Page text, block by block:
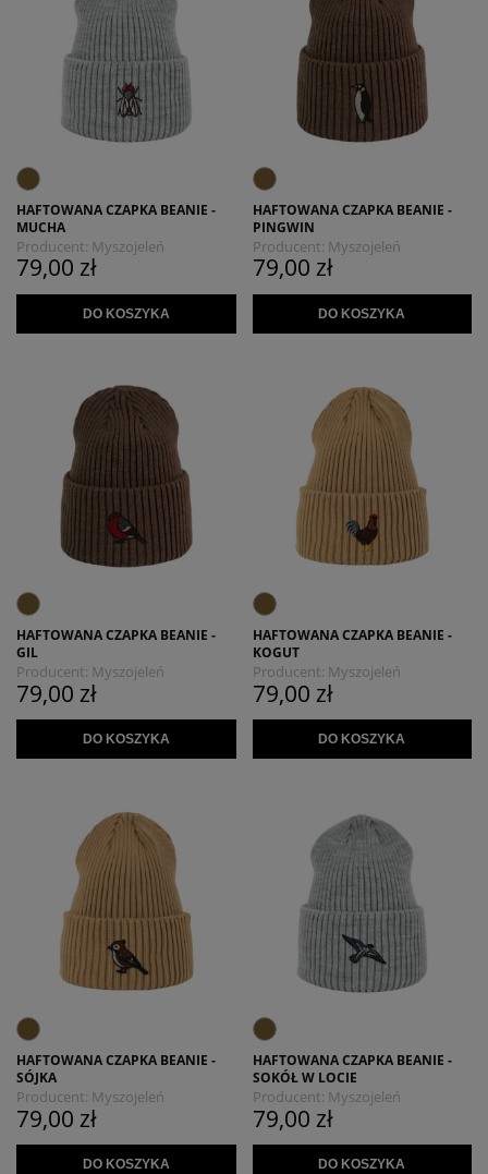
HAFTOWANA CZAPKA BEANIE -
MUCHA
Producent: Myszojeleń
79,00 zł
DO KOSZYKA
HAFTOWANA CZAPKA BEANIE -
PINGWIN
Producent: Myszojeleń
79,00 zł
DO KOSZYKA
HAFTOWANA CZAPKA BEANIE -
GIL
Producent: Myszojeleń
79,00 zł
DO KOSZYKA
HAFTOWANA CZAPKA BEANIE -
KOGUT
Producent: Myszojeleń
79,00 zł
DO KOSZYKA
HAFTOWANA CZAPKA BEANIE -
SÓJKA
Producent: Myszojeleń
79,00 zł
DO KOSZYKA
HAFTOWANA CZAPKA BEANIE -
SOKÓŁ W LOCIE
Producent: Myszojeleń
79,00 zł
DO KOSZYKA